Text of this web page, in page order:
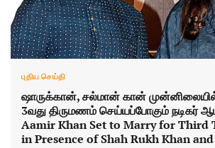
புதிய செய்தி
ஷாருக்கான், சல்மான் கான்
3வது திருமணம் செய்யப்போகும் நடிகர்
Aamir Khan Set to Marry for Third
in Presence of Shah Rukh Khan